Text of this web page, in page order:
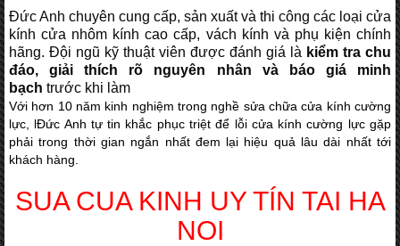
Đức Anh chuyên cung cấp, sản xuất và thi công các loại cửa
kính cửa nhôm kính cao cấp, vách kính và phụ kiện chính
hãng. Đội ngũ kỹ thuật viên được đánh giá là kiểm tra chu
đáo, giải thích rõ nguyên nhân và báo giá minh
bạch trước khi làm
Với hơn 10 năm kinh nghiệm trong nghề sửa chữa cửa kính cường
lực, lĐức Anh tự tin khắc phục triệt để lỗi cửa kính cường lực gặp
phải trong thời gian ngắn nhất đem lại hiệu quả lâu dài nhất tới
khách hàng.
SUA CUA KINH UY TÍN TAI HA
NOI